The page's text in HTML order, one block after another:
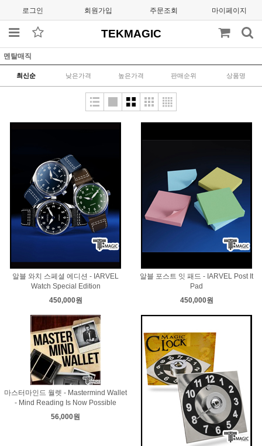
로그인 회원가입 주문조회 마이페이지
TEKMAGIC
멘탈매직
최신순 낮은가격 높은가격 판매순위 상품명
알블 와치 스페셜 에디션 - IARVEL
Watch Special Edition
450,000원
알블 포스트 잇 패드 - IARVEL Post It
Pad
450,000원
마스터마인드 월렛 - Mastermind Wallet
- Mind Reading Is Now Possible
56,000원